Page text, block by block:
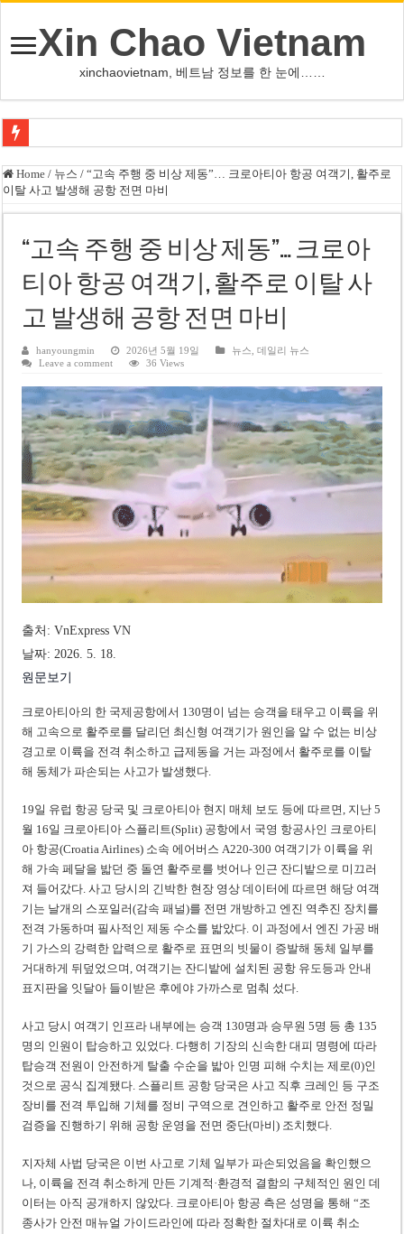
Xin Chao Vietnam
xinchaovietnam, 베트남 정보를 한 눈에……
오덕 목사, 32년 베트남 삶 담은 첫 디카시집 ‘한 컷의 서정’ 출간
베트남 화학·플라스틱 기업 납세 상위 10곳 공개…절반은 국영기업
FIFA 인판티노 회장, 유럽 축구계·북미 정치권 불신임 압박 직면
미화원 쪽방 휴게실 논란…허리도 못 펴는 열악한 환경
호찌민시, 올해 국경절 연휴 5일 연속 휴무 확정… 8월 29일~9월 2일
우크라이나 전황 1,623일: 키이우, 탄도미사일 요격 실패…드론, 모스크바 집
미 국방부, 육군 참모총장 임명 난항
조세심판원, 배우 유연석 30억 세금 불복 청구 기각
Home / 뉴스 / “고속 주행 중 비상 제동”… 크로아티아 항공 여객기, 활주로
이탈 사고 발생해 공항 전면 마비
“고속 주행 중 비상 제동”… 크로아
티아 항공 여객기, 활주로 이탈 사
고 발생해 공항 전면 마비
hanyoungmin 2026년 5월 19일 뉴스 ,데일리 뉴스
Leave a comment
36 Views
출처: VnExpress VN
날짜: 2026. 5. 18.
원문보기
크로아티아의 한 국제공항에서 130명이 넘는 승객을 태우고 이륙을 위
해 고속으로 활주로를 달리던 최신형 여객기가 원인을 알 수 없는 비상
경고로 이륙을 전격 취소하고 급제동을 거는 과정에서 활주로를 이탈
해 동체가 파손되는 사고가 발생했다.
19일 유럽 항공 당국 및 크로아티아 현지 매체 보도 등에 따르면, 지난 5
월 16일 크로아티아 스플리트(Split) 공항에서 국영 항공사인 크로아티
아 항공(Croatia Airlines) 소속 에어버스 A220-300 여객기가 이륙을 위
해 가속 페달을 밟던 중 돌연 활주로를 벗어나 인근 잔디밭으로 미끄러
져 들어갔다. 사고 당시의 긴박한 현장 영상 데이터에 따르면 해당 여객
기는 날개의 스포일러(감속 패널)를 전면 개방하고 엔진 역추진 장치를
전격 가동하며 필사적인 제동 수소를 밟았다. 이 과정에서 엔진 가공 배
기 가스의 강력한 압력으로 활주로 표면의 빗물이 증발해 동체 일부를
거대하게 뒤덮었으며, 여객기는 잔디밭에 설치된 공항 유도등과 안내
표지판을 잇달아 들이받은 후에야 가까스로 멈춰 섰다.
사고 당시 여객기 인프라 내부에는 승객 130명과 승무원 5명 등 총 135
명의 인원이 탑승하고 있었다. 다행히 기장의 신속한 대피 명령에 따라
탑승객 전원이 안전하게 탈출 수순을 밟아 인명 피해 수치는 제로(0)인
것으로 공식 집계됐다. 스플리트 공항 당국은 사고 직후 크레인 등 구조
장비를 전격 투입해 기체를 정비 구역으로 견인하고 활주로 안전 정밀
검증을 진행하기 위해 공항 운영을 전면 중단(마비) 조치했다.
지자체 사법 당국은 이번 사고로 기체 일부가 파손되었음을 확인했으
나, 이륙을 전격 취소하게 만든 기계적·환경적 결함의 구체적인 원인 데
이터는 아직 공개하지 않았다. 크로아티아 항공 측은 성명을 통해 “조
종사가 안전 매뉴얼 가이드라인에 따라 정확한 절차대로 이륙 취소